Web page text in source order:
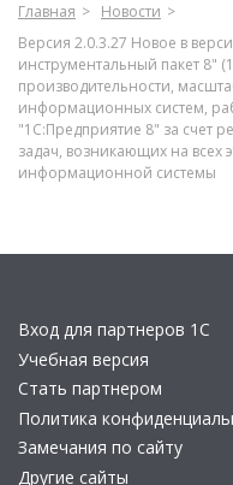
Главная
Новости
Версия 2.0.3.27 Новое в
инструментальный пакет 8"
производительности,
информационных систем,
"1С:Предприятие 8" за счет
задач, возникающих на всех
информационной системы
Вход для партнеров 1С
Учебная версия
Стать партнером
Политика
Замечания по сайту
Другие сайты